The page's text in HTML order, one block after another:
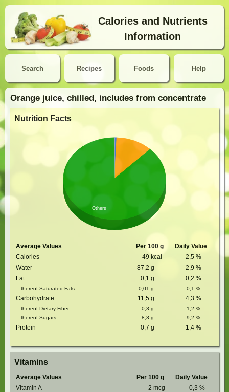
Calories and Nutrients
Information
Search Help
Recipes Foods
Orange juice, chilled, includes from concentrate
Nutrition Facts
Others
Average Values Per 100 g
Daily Value
Calories
49 kcal 2,5 %
Water
87,2 g 2,9 %
Fat
0,1 g 0,2 %
thereof Saturated Fats 0,01 g 0,1 %
Carbohydrate 11,5 g 4,3 %
thereof Dietary Fiber 0,3 g 1,2 %
thereof Sugars
8,3 g 9,2 %
Protein 0,7 g 1,4 %
Vitamins
Average Values Per 100 g
Daily Value
Vitamin A
2 mcg 0,3 %